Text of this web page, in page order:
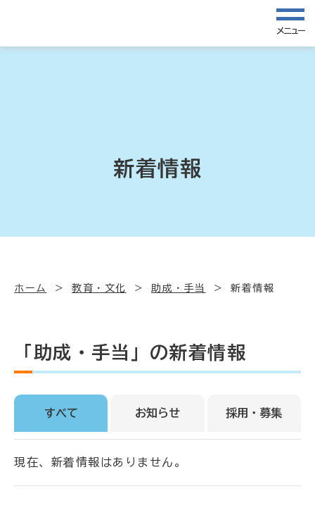
メニュー
新着情報
ホーム 教育・文化 助成・手当 新着情報
「助成・手当」の新着情報
すべて お知らせ 採用・募集
現在、新着情報はありません。